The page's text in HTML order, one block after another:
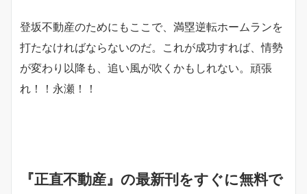
登坂不動産のためにもここで、満塁逆転ホームランを
打たなければならないのだ。これが成功すれば、情勢
が変わり以降も、追い風が吹くかもしれない。頑張
れ！！永瀬！！
『正直不動産』の最新刊をすぐに無料で